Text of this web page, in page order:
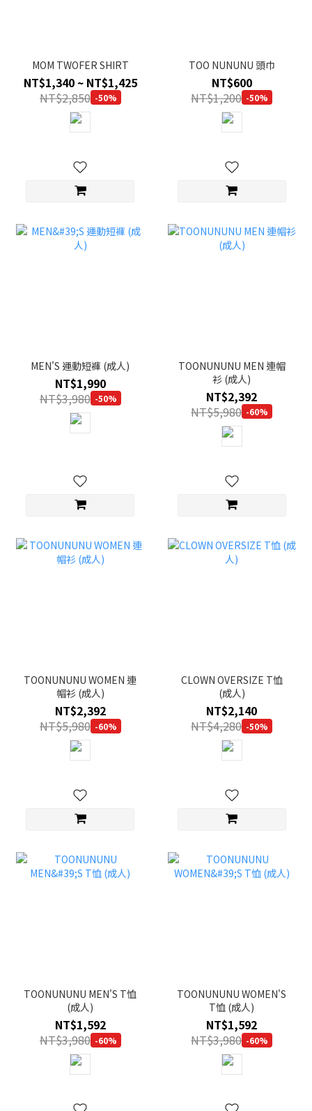
MOM TWOFER SHIRT
NT$1,340 ~ NT$1,425
NT$2,850 -50%
TOO NUNUNU 頭巾
NT$600
NT$1,200 -50%
MEN'S 運動短褲 (成人)
NT$1,990
NT$3,980 -50%
TOONUNUNU MEN 連帽
衫 (成人)
NT$2,392
NT$5,980 -60%
TOONUNUNU WOMEN 連
帽衫 (成人)
NT$2,392
NT$5,980 -60%
CLOWN OVERSIZE T恤
(成人)
NT$2,140
NT$4,280 -50%
TOONUNUNU MEN'S T恤
(成人)
NT$1,592
NT$3,980 -60%
TOONUNUNU WOMEN'S
T恤 (成人)
NT$1,592
NT$3,980 -60%